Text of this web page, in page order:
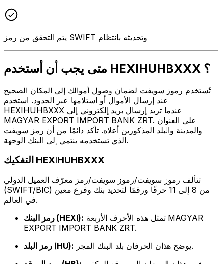
يتم التحقق من رمز SWIFT وتحديثه بانتظام
متى يجب أن أستخدم HEXIHUHBXXX ؟
تُستخدم رموز سويفت لضمان وصول أموالك إلى المكان الصحيح
عند إرسال الأموال أو استلامها عبر الحدود. استخدم
HEXIHUHBXXX عندما تريد إرسال بريد إلكتروني إلى
MAGYAR EXPORT IMPORT BANK ZRT. على العنوان
والمدينة والبلد المذكورين أعلاه. تأكد دائمًا من أن رمز سويفت
الذي تستخدمه ينتمي إلى البنك الوجهة.
التفكيك HEXIHUHBXXX
تتألف رموز سويفت/رموز سويفت/رمز معرّف العميل الدولي
(SWIFT/BIC) من 8 إلى 11 حرفًا ورقمًا لتحديد بنك وفرع معين
في العالم.
رمز البنك (HEXI):
EXPORT IMPORT BANK ZRT.
رمز البلد (HU):
يوضح هذان الحرفان بلد البنك المجر.